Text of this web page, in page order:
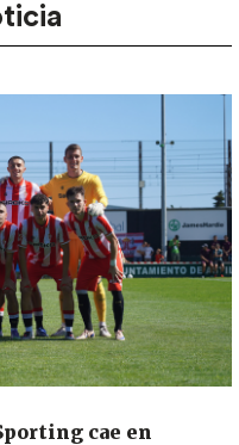
cae en